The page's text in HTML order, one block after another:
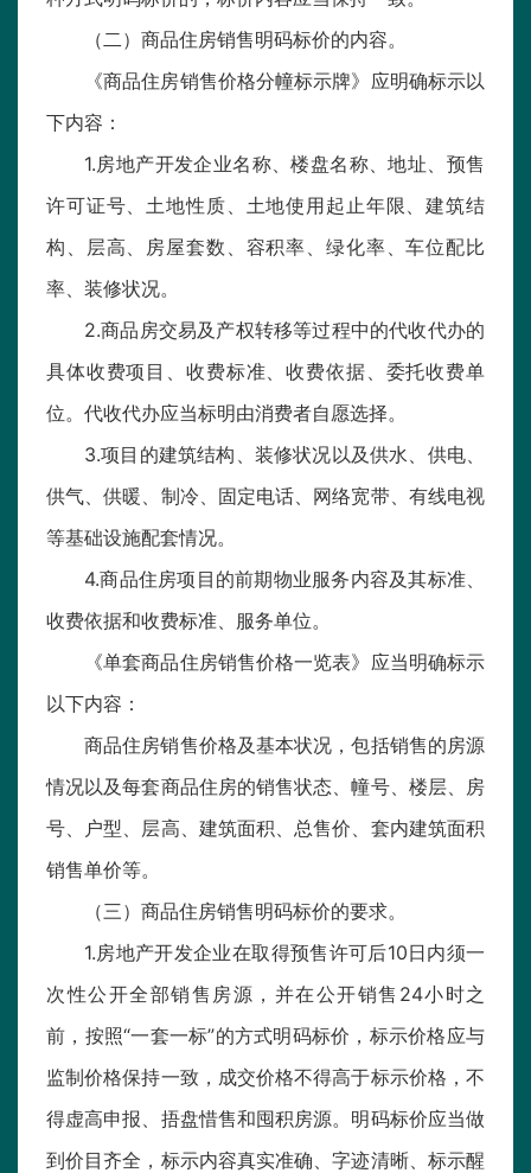
（二）商品住房销售明码标价的内容。
《商品住房销售价格分幢标示牌》应明确标示以
下内容：
1.房地产开发企业名称、楼盘名称、地址、预售
许可证号、土地性质、土地使用起止年限、建筑结
构、层高、房屋套数、容积率、绿化率、车位配比
率、装修状况。
2.商品房交易及产权转移等过程中的代收代办的
具体收费项目、收费标准、收费依据、委托收费单
位。代收代办应当标明由消费者自愿选择。
3.项目的建筑结构、装修状况以及供水、供电、
供气、供暖、制冷、固定电话、网络宽带、有线电视
等基础设施配套情况。
4.商品住房项目的前期物业服务内容及其标准、
收费依据和收费标准、服务单位。
《单套商品住房销售价格一览表》应当明确标示
以下内容：
商品住房销售价格及基本状况，包括销售的房源
情况以及每套商品住房的销售状态、幢号、楼层、房
号、户型、层高、建筑面积、总售价、套内建筑面积
销售单价等。
（三）商品住房销售明码标价的要求。
1.房地产开发企业在取得预售许可后10日内须一
次性公开全部销售房源，并在公开销售24小时之
前，按照“一套一标”的方式明码标价，标示价格应与
监制价格保持一致，成交价格不得高于标示价格，不
得虚高申报、捂盘惜售和囤积房源。明码标价应当做
到价目齐全，标示内容真实准确、字迹清晰、标示醒